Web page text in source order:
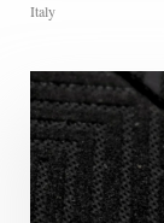
Italy